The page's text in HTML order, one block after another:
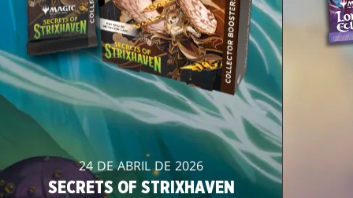
24 DE ABRIL DE 2026
SECRETS OF STRIXHAVEN